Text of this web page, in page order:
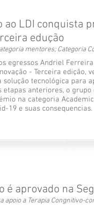
ao LDI conquista
edução
mentores; Categoria
egressos Andriel
- Terceira edição,
solução tecnológica para
etapas anteriores, o
na categoria
19 e suas consequencias.
é aprovado na
apoio a Terapia Congnitivo-